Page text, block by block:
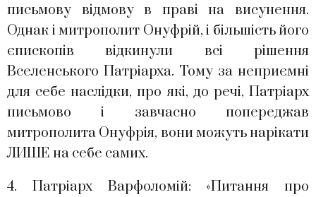
письмову відмову в праві на висунення.
Однак і митрополит Онуфрій, і більшість його
єпископів відкинули всі рішення
Вселенського Патріарха. Тому за неприємні
для себе наслідки, про які, до речі, Патріарх
письмово і завчасно попереджав
митрополита Онуфрія, вони можуть нарікати
ЛИШЕ на себе самих.
4. Патріарх Варфоломій: «Питання про